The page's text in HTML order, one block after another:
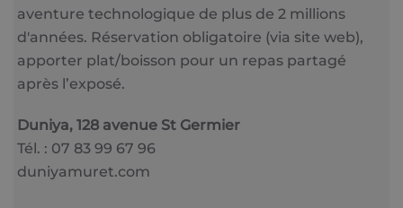
aventure technologique de plus de 2 millions
d'années. Réservation obligatoire (via site web),
apporter plat/boisson pour un repas partagé
après l’exposé.
Duniya, 128 avenue St Germier
Tél. : 07 83 99 67 96
duniyamuret.com